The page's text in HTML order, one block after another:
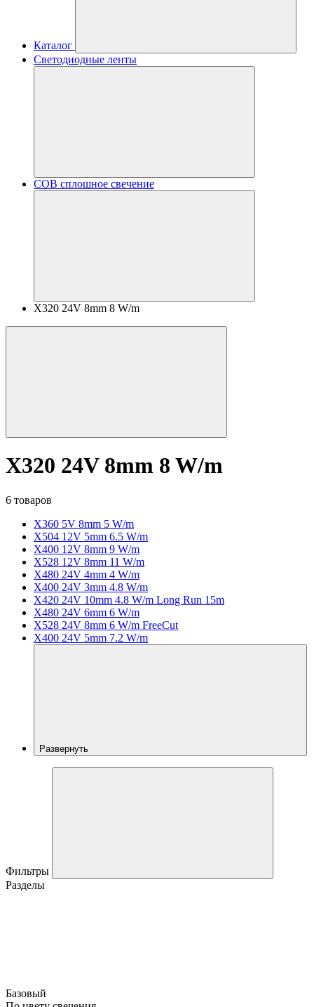
Каталог
Светодиодные ленты
COB сплошное свечение
X320 24V 8mm 8 W/m
X320 24V 8mm 8 W/m
6 товаров
X360 5V 8mm 5 W/m
X504 12V 5mm 6.5 W/m
X400 12V 8mm 9 W/m
X528 12V 8mm 11 W/m
X480 24V 4mm 4 W/m
X400 24V 3mm 4.8 W/m
X420 24V 10mm 4.8 W/m Long Run 15m
X480 24V 6mm 6 W/m
X528 24V 8mm 6 W/m FreeCut
X400 24V 5mm 7.2 W/m
Развернуть
Фильтры
Разделы
Базовый